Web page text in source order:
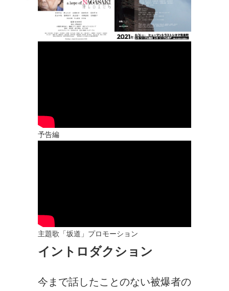
予告編
主題歌「坂道」プロモーション
イントロダクション
今まで話したことのない被爆者の